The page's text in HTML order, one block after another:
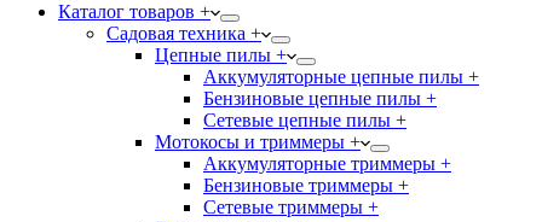
Каталог товаров +
Садовая техника +
Цепные пилы +
Аккумуляторные цепные пилы +
Бензиновые цепные пилы +
Сетевые цепные пилы +
Мотокосы и триммеры +
Аккумуляторные триммеры +
Бензиновые триммеры +
Сетевые триммеры +